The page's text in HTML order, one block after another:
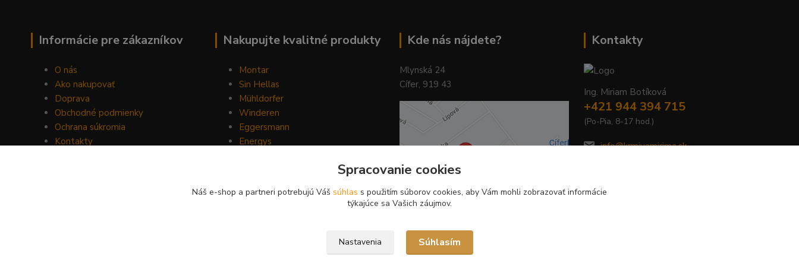
Informácie pre zákazníkov
O nás
Ako nakupovať
Doprava
Obchodné podmienky
Ochrana súkromia
Kontakty
Nakupujte kvalitné produkty
Montar
Sin Hellas
Mühldorfer
Winderen
Eggersmann
Energys
Kde nás nájdete?
Mlynská 24
Cífer, 919 43
Kontakty
Ing. Miriam Botíková
+421 944 394 715
(Po-Pia, 8-17 hod.)
info@krmivamirima.sk
Spracovanie cookies
Náš e-shop a partneri potrebujú Váš súhlas s použitím súborov cookies, aby Vám mohli zobrazovať informácie
týkajúce sa Vašich záujmov.
Nastavenia Súhlasím